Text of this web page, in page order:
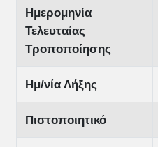
Ημερομηνία
Τελευταίας
Τροποποίησης
Ημ/νία Λήξης
Πιστοποιητικό